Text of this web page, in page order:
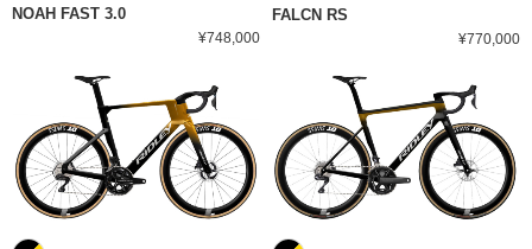
NOAH FAST 3.0
¥748,000
FALCN RS
¥770,000